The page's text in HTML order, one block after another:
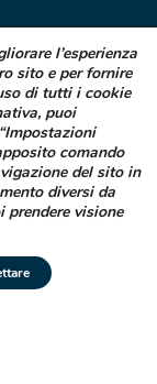
l’assunzione di
dei difetti puoi
al farmacista
di riferimento
COME FARE
i.v. Socio Unico |
l’esperienza
sito e per fornire
di tutti i cookie
puoi
comando
del sito in
diversi da
visione